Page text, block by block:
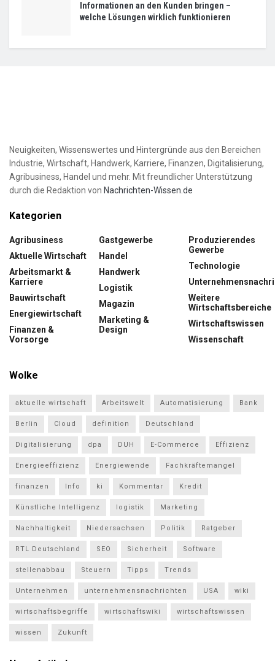
Informationen an den Kunden bringen –
welche Lösungen wirklich funktionieren
Neuigkeiten, Wissenswertes und Hintergründe aus den Bereichen
Industrie, Wirtschaft, Handwerk, Karriere, Finanzen, Digitalisierung,
Agribusiness, Handel und mehr. Mit freundlicher Unterstützung
durch die Redaktion von Nachrichten-Wissen.de
Kategorien
Agribusiness
Aktuelle Wirtschaft
Arbeitsmarkt &
Karriere
Bauwirtschaft
Energiewirtschaft
Finanzen &
Vorsorge
Gastgewerbe
Handel
Handwerk
Logistik
Magazin
Marketing &
Design
Produzierendes
Gewerbe
Technologie
Weitere
Wirtschaftsbereiche
Wirtschaftswissen
Wissenschaft
Wolke
aktuelle wirtschaft Arbeitswelt Automatisierung Bank
Berlin Cloud definition Deutschland
Digitalisierung dpa DUH E-Commerce Effizienz
Energieeffizienz Energiewende Fachkräftemangel
finanzen Info ki Kommentar Kredit
Künstliche Intelligenz logistik Marketing
Nachhaltigkeit Niedersachsen Politik Ratgeber
RTL Deutschland SEO Sicherheit Software
stellenabbau Steuern Tipps Trends
Unternehmen unternehmensnachrichten USA wiki
wirtschaftsbegriffe wirtschaftswiki wirtschaftswissen
wissen Zukunft